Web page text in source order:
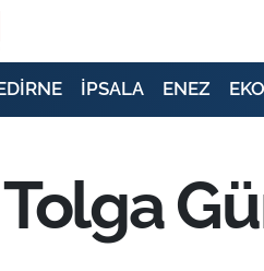
İPSALA ENEZ